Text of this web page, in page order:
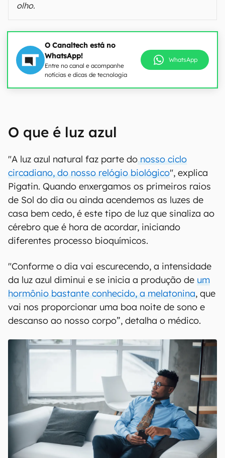
olho.
O Canaltech está no
WhatsApp!
Entre no canal e acompanhe
notícias e dicas de tecnologia
WhatsApp
O que é luz azul
"A luz azul natural faz parte do nosso ciclo
circadiano, do nosso relógio biológico", explica
Pigatin. Quando enxergamos os primeiros raios
de Sol do dia ou ainda acendemos as luzes de
cérebro que é hora de acordar, iniciando
diferentes processo bioquímicos.
"Conforme o dia vai escurecendo, a intensidade
da luz azul diminui e se inicia a produção de um
hormônio bastante conhecido, a melatonina, que
vai nos proporcionar uma boa noite de sono e
descanso ao nosso corpo”, detalha o médico.